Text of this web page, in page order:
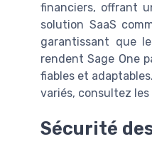
financiers, offrant
solution SaaS
garantissant que
rendent Sage One
fiables et
variés, consultez les
Sécurité